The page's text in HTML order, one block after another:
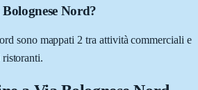
Nord?
sono mappati 2 tra attività commerciali e